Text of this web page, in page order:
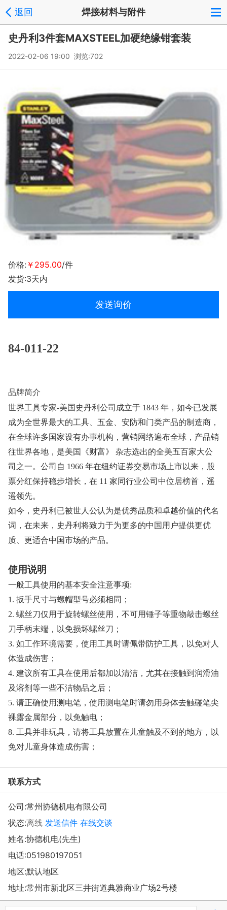
返回 焊接材料与附件
史丹利3件套MAXSTEEL加硬绝缘钳套装
2022-02-06 19:00 浏览:702
价格: ￥295.00/件
发货:3天内
发送询价
84-011-22
品牌简介
世界工具专家-美国史丹利公司成立于 1843 年，如今已发展
成为全世界最大的工具、五金、安防和门类产品的制造商，
在全球许多国家设有办事机构，营销网络遍布全球，产品销
往世界各地，是美国《财富》 杂志选出的全美五百家大公
司之一。公司自 1966 年在纽约证券交易市场上市以来，股
票分红保持稳步增长，在 11 家同行业公司中位居榜首，遥
遥领先。
如今，史丹利已被世人公认为是优秀品质和卓越价值的代名
词，在未来，史丹利将致力于为更多的中国用户提供更优
质、更适合中国市场的产品。
使用说明
一般工具使用的基本安全注意事项:
1. 扳手尺寸与螺帽型号必须相同；
2. 螺丝刀仅用于旋转螺丝使用，不可用锤子等重物敲击螺丝
刀手柄末端，以免损坏螺丝刀；
3. 如工作环境需要，使用工具时请佩带防护工具，以免对人
体造成伤害；
4. 建议所有工具在使用后都加以清洁，尤其在接触到润滑油
及溶剂等一些不洁物品之后；
5. 请正确使用测电笔，使用测电笔时请勿用身体去触碰笔尖
裸露金属部分，以免触电；
8. 工具并非玩具，请将工具放置在儿童触及不到的地方，以
免对儿童身体造成伤害；
联系方式
公司:常州协德机电有限公司
状态:离线 发送信件 在线交谈
姓名:协德机电(先生)
电话:051980197051
地区:默认地区
地址:常州市新北区三井街道典雅商业广场2号楼